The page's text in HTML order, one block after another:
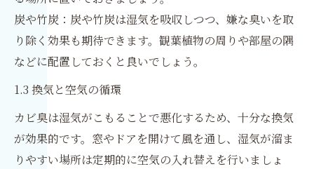
炭や竹炭：炭や竹炭は湿気を吸収しつつ、嫌な臭いを取
り除く効果も期待できます。観葉植物の周りや部屋の隅
などに配置しておくと良いでしょう。
1.3 換気と空気の循環
カビ臭は湿気がこもることで悪化するため、十分な換気
が効果的です。窓やドアを開けて風を通し、湿気が溜ま
りやすい場所は定期的に空気の入れ替えを行いましょ